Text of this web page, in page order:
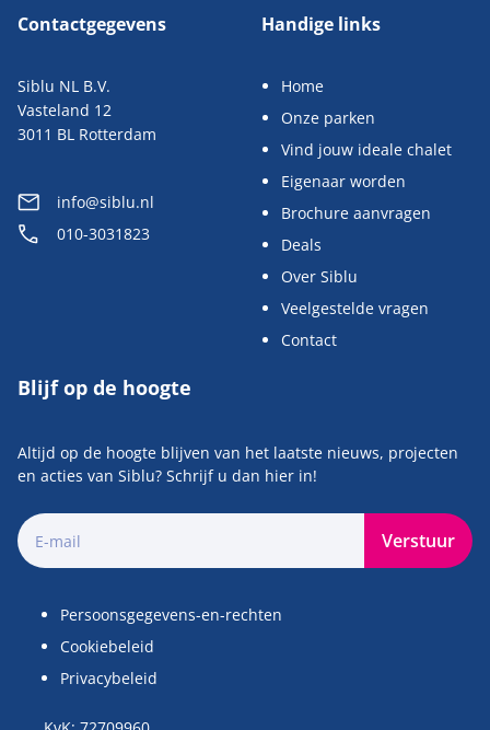
Contactgegevens
Siblu NL B.V.
Vasteland 12
3011 BL Rotterdam
info@siblu.nl
010-3031823
Handige links
Home
Onze parken
Vind jouw ideale chalet
Eigenaar worden
Brochure aanvragen
Deals
Over Siblu
Veelgestelde vragen
Contact
Blijf op de hoogte
Altijd op de hoogte blijven van het laatste nieuws, projecten
en acties van Siblu? Schrijf u dan hier in!
Verstuur
Persoonsgegevens-en-rechten
Cookiebeleid
Privacybeleid